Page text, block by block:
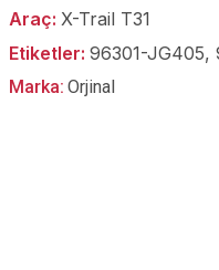
Araç: X-Trail T31
Etiketler: 96301-JG405,
Marka: Orjinal